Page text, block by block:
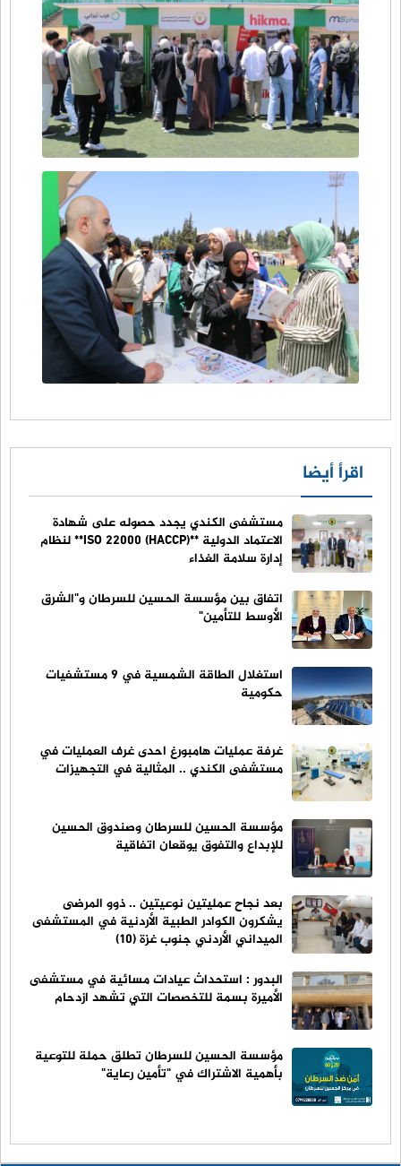
اقرأ أيضا
مستشفى الكندي يجدد حصوله على شهادة
الاعتماد الدولية **ISO 22000 (HACCP)** لنظام
إدارة سلامة الغذاء
اتفاق بين مؤسسة الحسين للسرطان و"الشرق
الأوسط للتأمين"
استغلال الطاقة الشمسية في 9 مستشفيات
حكومية
غرفة عمليات هامبورغ احدى غرف العمليات في
مستشفى الكندي .. المثالية في التجهيزات
مؤسسة الحسين للسرطان وصندوق الحسين
للإبداع والتفوق يوقعان اتفاقية
بعد نجاح عمليتين نوعيتين .. ذوو المرضى
يشكرون الكوادر الطبية الأردنية في المستشفى
الميداني الأردني جنوب غزة (10)
البدور : استحداث عيادات مسائية في مستشفى
الأميرة بسمة للتخصصات التي تشهد ازدحام
مؤسسة الحسين للسرطان تطلق حملة للتوعية
بأهمية الاشتراك في "تأمين رعاية"